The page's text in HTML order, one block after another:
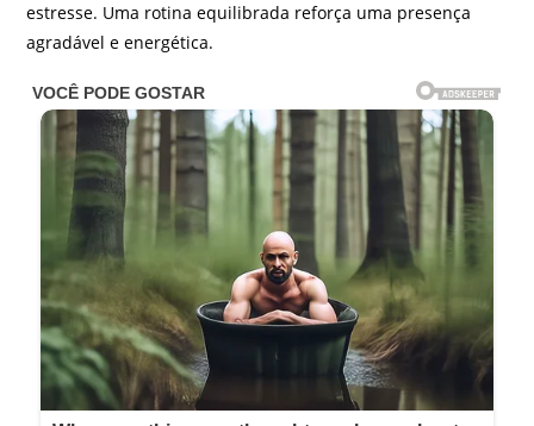
estresse. Uma rotina equilibrada reforça uma presença
agradável e energética.